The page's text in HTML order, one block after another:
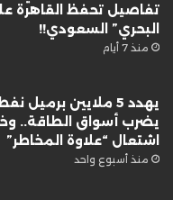
تفاصيل تحفظ القاهرة
البحري” السعودي!!
منذ 7 أيام
يهدد 5 ملايين برميل
يضرب أسواق الطاقة..
اشتعال “علاوة المخاطر”
منذ أسبوع واحد